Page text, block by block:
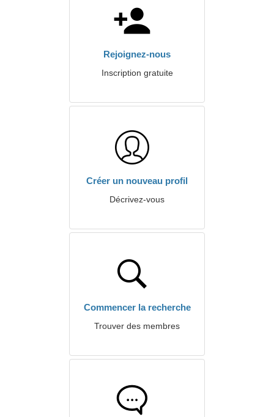
Rejoignez-nous
Inscription gratuite
Créer un nouveau profil
Décrivez-vous
Commencer la recherche
Trouver des membres